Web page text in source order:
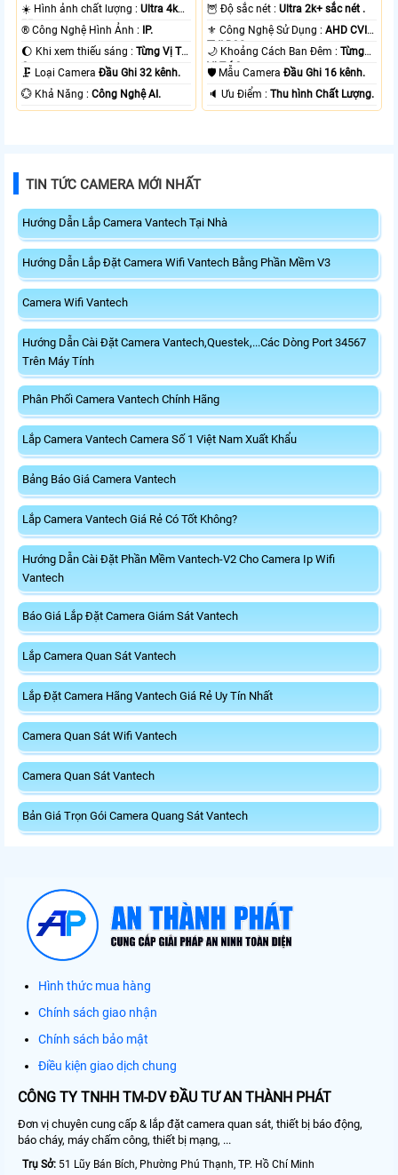
☀️ Hình ảnh chất lượng :Ultra 4k
👍🏾 .
®️ Công Nghệ Hình Ảnh : IP.
🌔 Khi xem thiếu sáng :Từng Vị Trí
Camera .
🗜️ Loại CameraĐầu Ghi 32 kênh.
️💮 Khả Năng :Công Nghệ AI.
🦉 Độ sắc nét :Ultra 2k+ sắc nét .
⚜️ Công Nghệ Sử Dụng :AHD CVI
TVI BCS.
🌙 Khoảng Cách Ban Đêm :Từng
Vị Trí Camera .
🛡 Mẫu CameraĐầu Ghi 16 kênh.
️🔈 Ưu Điểm :Thu hình Chất Lượng.
TIN TỨC CAMERA MỚI NHẤT
Hướng Dẫn Lắp Camera Vantech Tại Nhà
Hướng Dẫn Lắp Đặt Camera Wifi Vantech Bằng Phần Mềm V3
Camera Wifi Vantech
Hướng Dẫn Cài Đặt Camera Vantech,Questek,...Các Dòng Port 34567
Trên Máy Tính
Phân Phối Camera Vantech Chính Hãng
Lắp Camera Vantech Camera Số 1 Việt Nam Xuất Khẩu
Bảng Báo Giá Camera Vantech
Lắp Camera Vantech Giá Rẻ Có Tốt Không?
Hướng Dẫn Cài Đặt Phần Mềm Vantech-V2 Cho Camera Ip Wifi
Vantech
Báo Giá Lắp Đặt Camera Giám Sát Vantech
Lắp Camera Quan Sát Vantech
Lắp Đặt Camera Hãng Vantech Giá Rẻ Uy Tín Nhất
Camera Quan Sát Wifi Vantech
Camera Quan Sát Vantech
Bản Giá Trọn Gói Camera Quang Sát Vantech
Hình thức mua hàng
Chính sách giao nhận
Chính sách bảo mật
Điều kiện giao dịch chung
CÔNG TY TNHH TM-DV ĐẦU TƯ AN THÀNH PHÁT
Đơn vị chuyên cung cấp & lắp đặt camera quan sát, thiết bị báo động,
báo cháy, máy chấm công, thiết bị mạng, ...
Trụ Sở: 51 Lũy Bán Bích, Phường Phú Thạnh, TP. Hồ Chí Minh